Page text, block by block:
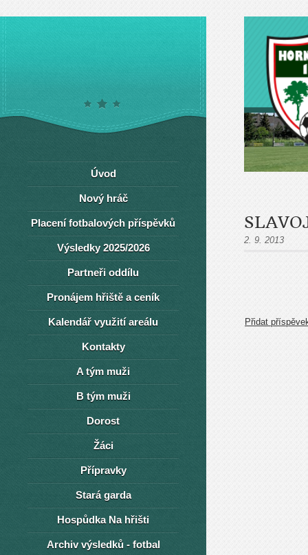
2. 9. 2013
Přidat
Úvod
Nový hráč
Placení fotbalových příspěvků
Výsledky 2025/2026
Partneři oddílu
Pronájem hřiště a ceník
Kalendář využití areálu
Kontakty
A tým muži
B tým muži
Dorost
Žáci
Přípravky
Stará garda
Hospůdka Na hřišti
Archiv výsledků - fotbal